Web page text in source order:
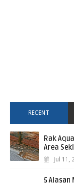
RECENT
Rak
Area
Jul 11,
5 Alasan